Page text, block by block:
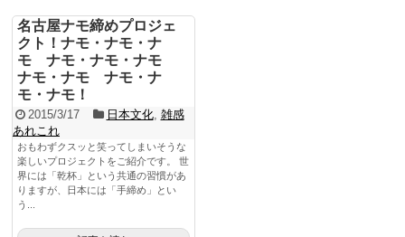
名古屋ナモ締めプロジェ
クト！ナモ・ナモ・ナ
モ ナモ・ナモ・ナモ
ナモ・ナモ ナモ・ナ
モ・ナモ！
2015/3/17 日本文化, 雑感
あれこれ
おもわずクスッと笑ってしまいそうな
楽しいプロジェクトをご紹介です。 世
界には「乾杯」という共通の習慣があ
りますが、日本には「手締め」とい
う...